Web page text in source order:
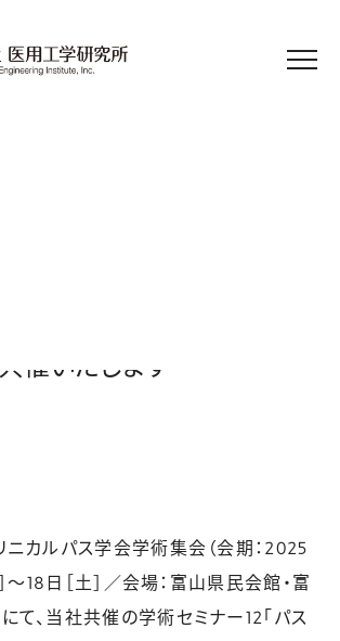
催いたします
カルパス学会学術集会（会期：2025
～18日［土］／会場：富山県民会館・富
て、当社共催の学術セミナー12「パス